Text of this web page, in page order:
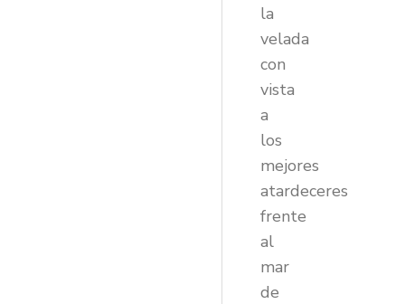
la
velada
con
vista
a
los
mejores
atardeceres
frente
al
mar
de